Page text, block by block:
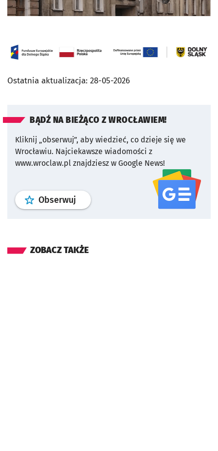
Ostatnia aktualizacja: 28-05-2026
BĄDŹ NA BIEŻĄCO Z WROCŁAWIEM!
Kliknij „obserwuj”, aby wiedzieć, co dzieje się we
Wrocławiu. Najciekawsze wiadomości z
www.wroclaw.pl znajdziesz w Google News!
Obserwuj profil serwisu
ZOBACZ TAKŻE